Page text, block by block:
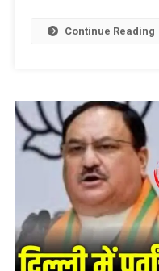
चुकी
खान
Continue Reading